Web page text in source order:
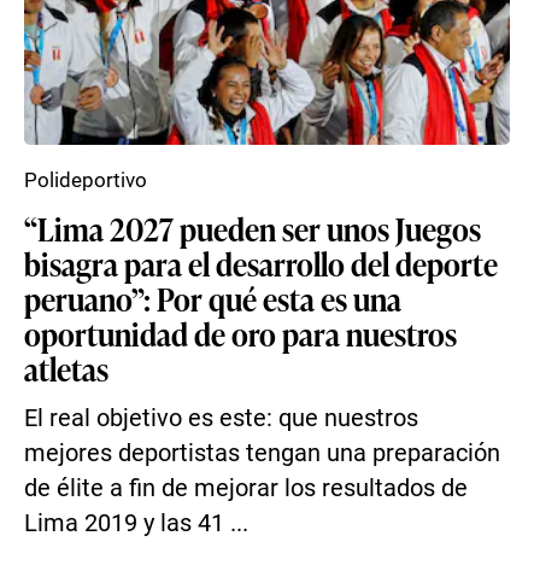
“Lima 2027 pueden ser unos Juegos
bisagra para el desarrollo del deporte
peruano”: Por qué esta es una
oportunidad de oro para nuestros
atletas
El real objetivo es este: que nuestros
mejores deportistas tengan una preparación
de élite a fin de mejorar los resultados de
Lima 2019 y las 41 ...
Polideportivo